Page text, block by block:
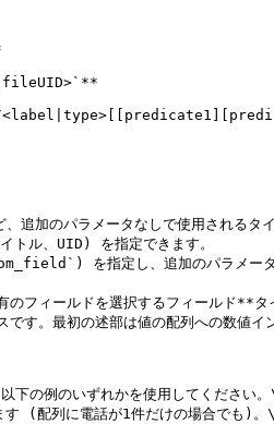
です。最初の述部は値の配列への
下の例のいずれかを使用してください
(配列に電話が1件だけの場合でも)。\